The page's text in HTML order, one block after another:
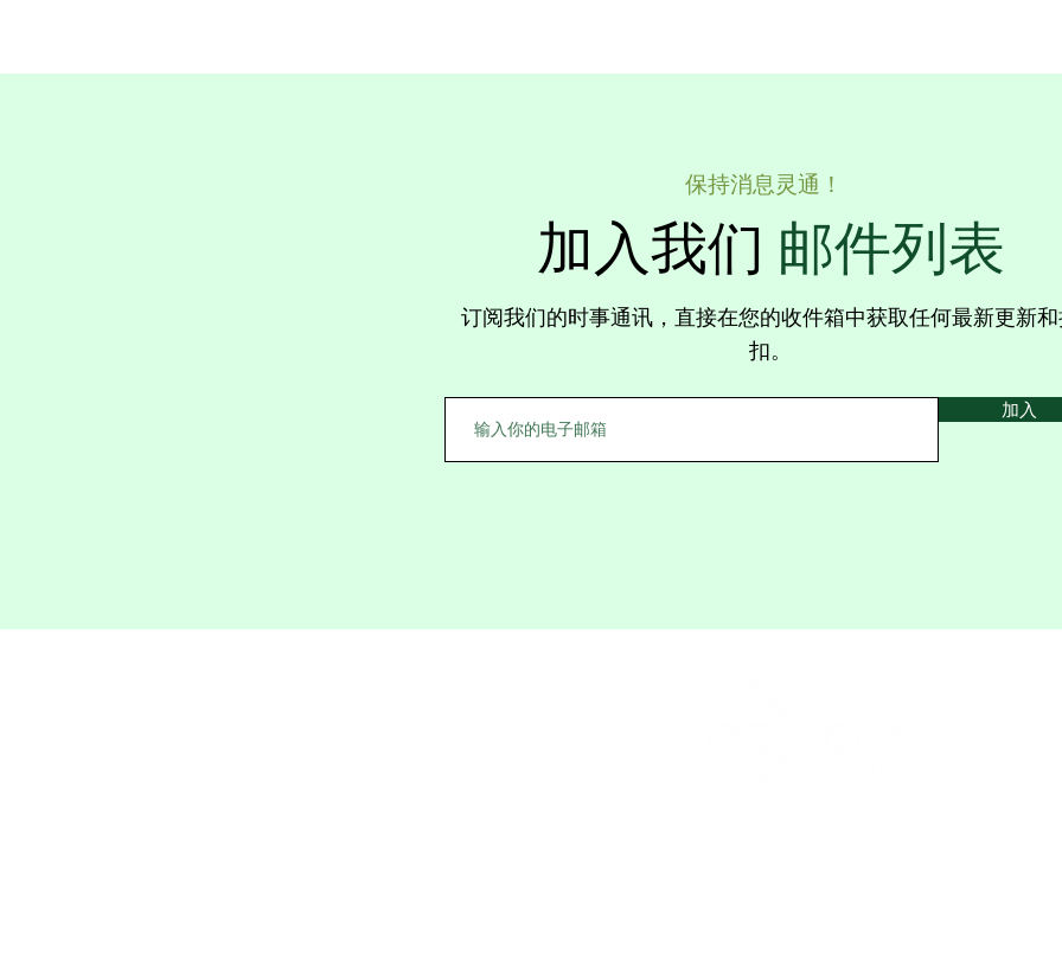
保持消息灵通！
加入我们 邮件列表
订阅我们的时事通讯，直接在您的收件箱中获取任何最新更新
扣。
加入